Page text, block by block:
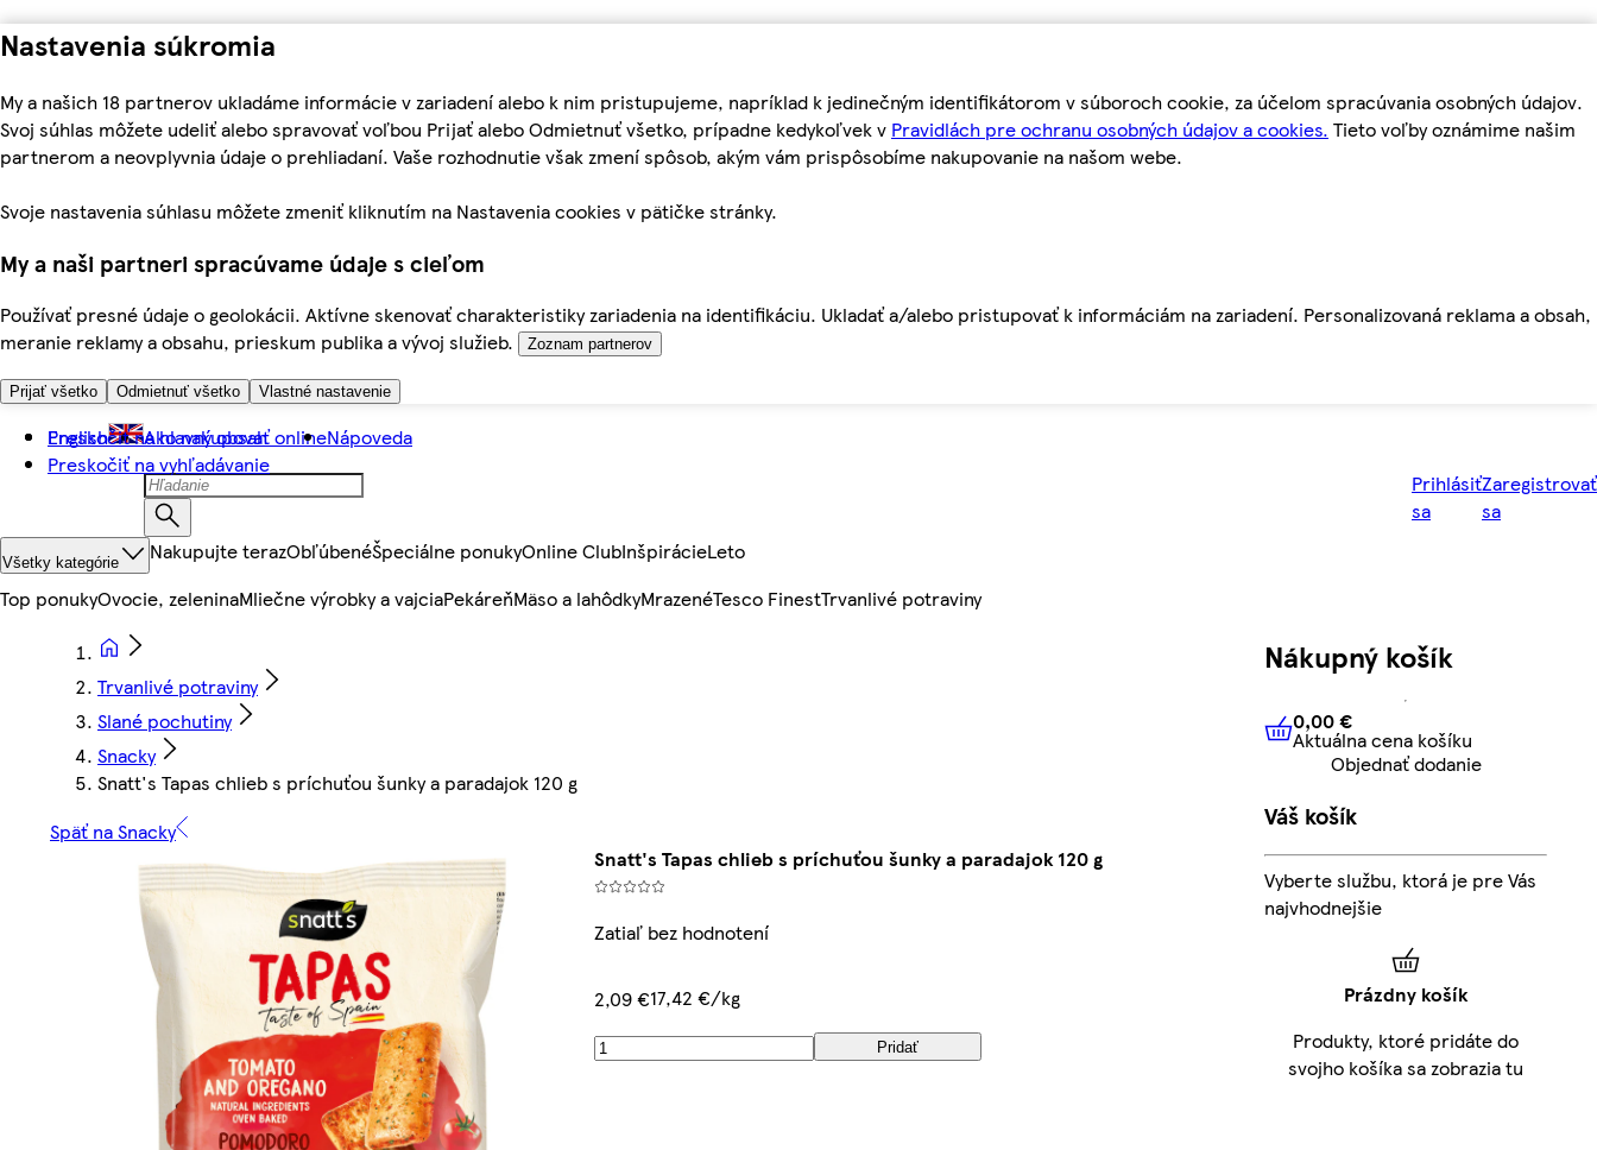
Nastavenia súkromia
My a našich 18 partnerov ukladáme informácie v zariadení alebo k nim pristupujeme, napríklad k jedinečným identifikátorom v súboroch cookie, za účelom spracúvania osobných údajov.
Svoj súhlas môžete udeliť alebo spravovať voľbou Prijať alebo Odmietnuť všetko, prípadne kedykoľvek v Pravidlách pre ochranu osobných údajov a cookies. Tieto voľby oznámime našim
partnerom a neovplyvnia údaje o prehliadaní. Vaše rozhodnutie však zmení spôsob, akým vám prispôsobíme nakupovanie na našom webe.
Svoje nastavenia súhlasu môžete zmeniť kliknutím na Nastavenia cookies v pätičke stránky.
My a naši partneri spracúvame údaje s cieľom
Používať presné údaje o geolokácii. Aktívne skenovať charakteristiky zariadenia na identifikáciu. Ukladať a/alebo pristupovať k informáciám na zariadení. Personalizovaná reklama a obsah,
meranie reklamy a obsahu, prieskum publika a vývoj služieb.
Zoznam partnerov
Prijať všetko Odmietnuť všetko Vlastné nastavenie
Preskočiť na hlavný obsah
Preskočiť na vyhľadávanie
English Ako nakupovať onlineNápoveda
Prihlásiť
sa
Zaregistrovať
sa
Všetky kategórie Nakupujte terazObľúbenéŠpeciálne ponukyOnline ClubInšpirácieLeto
Top ponukyOvocie, zeleninaMliečne výrobky a vajciaPekáreňMäso a lahôdkyMrazenéTesco FinestTrvanlivé potraviny
Trvanlivé potraviny
Slané pochutiny
Snacky
Snatt's Tapas chlieb s príchuťou šunky a paradajok 120 g
Späť na Snacky
Snatt's Tapas chlieb s príchuťou šunky a paradajok 120 g
Zatiaľ bez hodnotení
2,09 €17,42 €/kg
Pridať
Nákupný košík
0,00 € Aktuálna cena košíku
0,00 €
Aktuálna cena košíku
Objednať dodanie
Váš košík
Vyberte službu, ktorá je pre Vás
najvhodnejšie
Prázdny košík
Produkty, ktoré pridáte do
svojho košíka sa zobrazia tu